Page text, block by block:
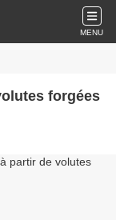
MENU
forgées